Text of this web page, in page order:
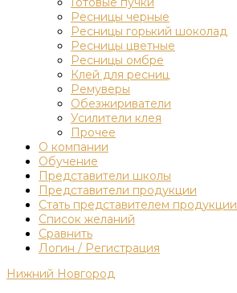
Ресницы черные
Ресницы горький шоколад
Ресницы цветные
Ресницы омбре
Клей для ресниц
Ремуверы
Обезжириватели
Усилители клея
Прочее
О компании
Обучение
Представители школы
Представители продукции
Стать представителем продукции
Список желаний
Сравнить
Логин / Регистрация
Нижний Новгород